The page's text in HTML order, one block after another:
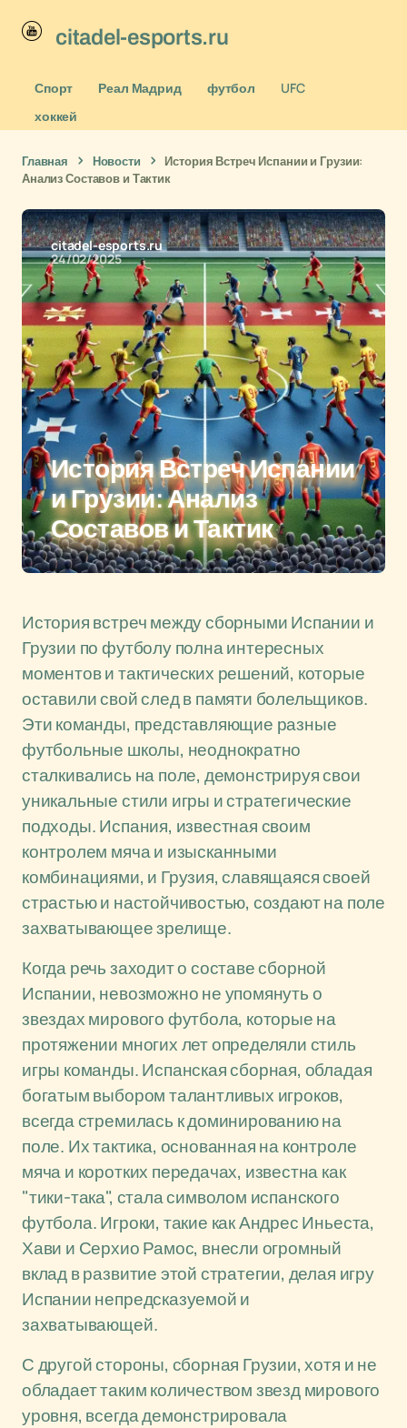
citadel-esports.ru
Спорт Реал Мадрид футбол
UFC
хоккей
Главная Новости
История Встреч Испании и Грузии:
Анализ Составов и Тактик
citadel-esports.ru
24/02/2025
История Встреч Испании
и Грузии: Анализ
Составов и Тактик
История встреч между сборными Испании и
Грузии по футболу полна интересных
моментов и тактических решений, которые
оставили свой след в памяти болельщиков.
Эти команды, представляющие разные
футбольные школы, неоднократно
сталкивались на поле, демонстрируя свои
уникальные стили игры и стратегические
подходы. Испания, известная своим
контролем мяча и изысканными
комбинациями, и Грузия, славящаяся своей
страстью и настойчивостью, создают на поле
захватывающее зрелище.
Когда речь заходит о составе сборной
Испании, невозможно не упомянуть о
звездах мирового футбола, которые на
протяжении многих лет определяли стиль
игры команды. Испанская сборная, обладая
богатым выбором талантливых игроков,
всегда стремилась к доминированию на
поле. Их тактика, основанная на контроле
мяча и коротких передачах, известна как
"тики-така", стала символом испанского
футбола. Игроки, такие как Андрес Иньеста,
Хави и Серхио Рамос, внесли огромный
вклад в развитие этой стратегии, делая игру
Испании непредсказуемой и
захватывающей.
С другой стороны, сборная Грузии, хотя и не
обладает таким количеством звезд мирового
уровня, всегда демонстрировала